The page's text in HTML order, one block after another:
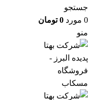
جستجو
0 مورد 0 تومان
منو